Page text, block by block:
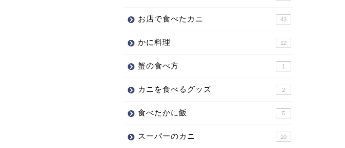
お店で食べたカニ 43
かに料理 12
蟹の食べ方 1
カニを食べるグッズ 2
食べたかに飯 5
スーパーのカニ 10